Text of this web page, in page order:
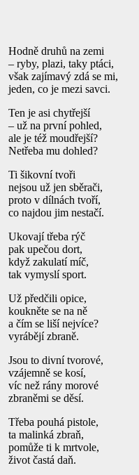
Hodně druhů na zemi
– ryby, plazi, taky ptáci,
však zajímavý zdá se mi,
jeden, co je mezi savci.
Ten je asi chytřejší
– už na první pohled,
ale je též moudřejší?
Netřeba mu dohled?
Ti šikovní tvoři
nejsou už jen sběrači,
proto v dílnách tvoří,
co najdou jim nestačí.
Ukovají třeba rýč
pak upečou dort,
když zakulatí míč,
tak vymyslí sport.
Už předčili opice,
koukněte se na ně
a čím se liší nejvíce?
vyrábějí zbraně.
Jsou to divní tvorové,
vzájemně se kosí,
víc než rány morové
zbraněmi se děsí.
Třeba pouhá pistole,
ta malinká zbraň,
pomůže ti k mrtvole,
život častá daň.